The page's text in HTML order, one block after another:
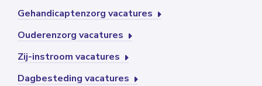
Gehandicaptenzorg vacatures
Ouderenzorg vacatures
Zij-instroom vacatures
Dagbesteding vacatures